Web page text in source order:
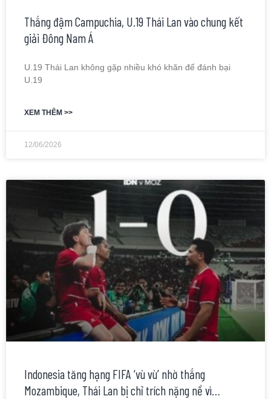
Thắng đậm Campuchia, U.19 Thái Lan vào chung kết
giải Đông Nam Á
U.19 Thái Lan không gặp nhiều khó khăn để đánh bại
U.19
XEM THÊM >>
12/06/2026
Indonesia tăng hạng FIFA ‘vù vù’ nhờ thắng
Mozambique, Thái Lan bị chỉ trích nặng nề vì…